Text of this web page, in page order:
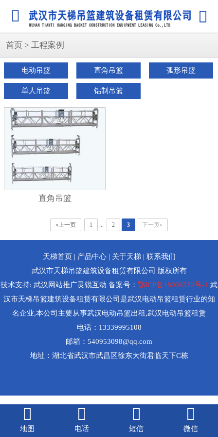


首页 > 工程案例
电动吊篮 直角吊篮 弧形吊篮
单人吊篮 铝制吊篮
直角吊篮
«上一页 1 2 3 下一页»
天梯首页| 产品中心| 关于天梯| 联系我们
武汉市天梯吊篮建筑设备租赁有限公司 版权所有
技术支持: 武汉网站推广灵锐互动 备案号： 鄂ICP备18006532号-1 武
汉市天梯吊篮建筑设备租赁有限公司是武汉电动吊篮租赁行业的知
名企业,本公司主要从事武汉电动吊篮出租,武汉电动吊篮租赁
电话：13339995108
邮箱：540953098@qq.com
地址：湖北省武汉市武昌区徐东大街君临天下C栋
󰀔
地图

电话

短信

微信